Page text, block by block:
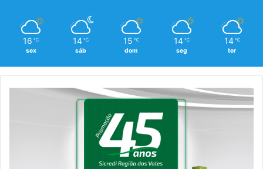
16 ℃
sex
14 ℃
sáb
15 ℃
dom
14 ℃
seg
14 ℃
ter